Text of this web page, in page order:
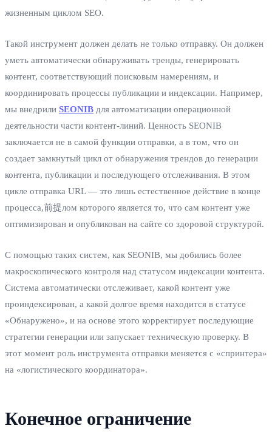
жизненным циклом SEO.
Такой инструмент должен делать не только отправку. Он должен
уметь автоматически обнаруживать тренды, генерировать
контент, соответствующий поисковым намерениям, и
координировать процессы публикации и индексации. Например,
мы внедрили SEONIB для автоматизации операционной
деятельности части контент-линий. Ценность SEONIB
заключается не в самой функции отправки, а в том, что он
создает замкнутый цикл от обнаружения трендов до генерации
контента, публикации и последующего отслеживания. В этом
цикле отправка URL — это лишь естественное действие в конце
процесса,前提лом которого является то, что сам контент уже
оптимизирован и опубликован на сайте со здоровой структурой.
С помощью таких систем, как SEONIB, мы добились более
макроскопического контроля над статусом индексации контента.
Система автоматически отслеживает, какой контент уже
проиндексирован, а какой долгое время находится в статусе
«Обнаружено», и на основе этого корректирует последующие
стратегии генерации или запускает техническую проверку. В
этот момент роль инструмента отправки меняется с «спринтера»
на «логистического координатора».
Конечное ограничение